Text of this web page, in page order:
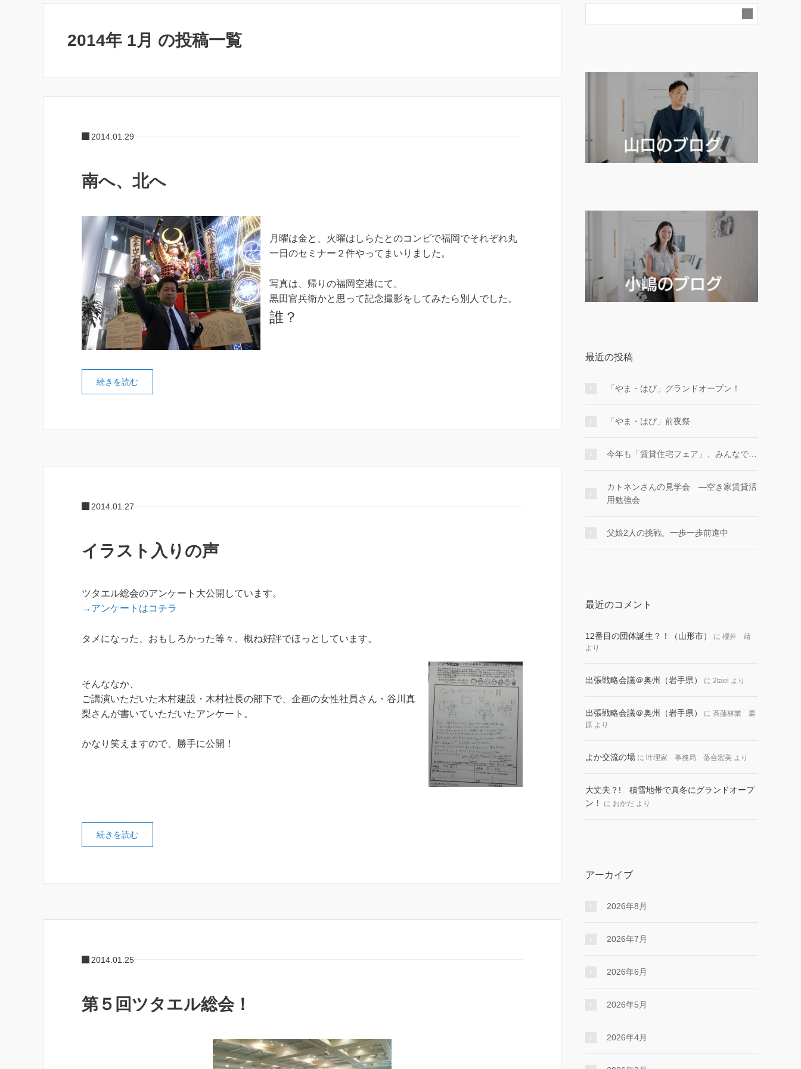
2014年 1月 の投稿一覧
2014.01.29
南へ、北へ
月曜は金と、火曜はしらたとのコンビで福岡でそれぞれ丸
一日のセミナー２件やってまいりました。
写真は、帰りの福岡空港にて。
黒田官兵衛かと思って記念撮影をしてみたら別人でした。
誰？
続きを読む
2014.01.27
イラスト入りの声
ツタエル総会のアンケート大公開しています。
→アンケートはコチラ
タメになった、おもしろかった等々、概ね好評でほっとしています。
そんななか、
ご講演いただいた木村建設・木村社長の部下で、企画の女性社員さん・谷川真
梨さんが書いていただいたアンケート。
かなり笑えますので、勝手に公開！
続きを読む
2014.01.25
第５回ツタエル総会！
最近の投稿
「やま・はぴ」グランドオープン！
「やま・はぴ」前夜祭
今年も「賃貸住宅フェア」、みんなで…
カトネンさんの見学会 ―空き家賃貸活
用勉強会
父娘2人の挑戦、一歩一歩前進中
最近のコメント
12番目の団体誕生？！（山形市） に 櫻井 靖
より
出張戦略会議＠奥州（岩手県） に 2tael より
出張戦略会議＠奥州（岩手県） に 斉藤林業 栗
原 より
よか交流の場 に 叶理家 事務局 落合宏美 より
大丈夫？! 積雪地帯で真冬にグランドオープ
ン！
に おかだ より
アーカイブ
2026年8月
2026年7月
2026年6月
2026年5月
2026年4月